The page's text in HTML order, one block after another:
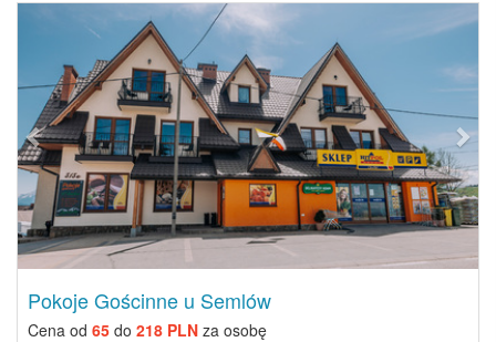
Previous Next
Pokoje Gościnne u Semlów
Cena od 65 do 218 PLN za osobę